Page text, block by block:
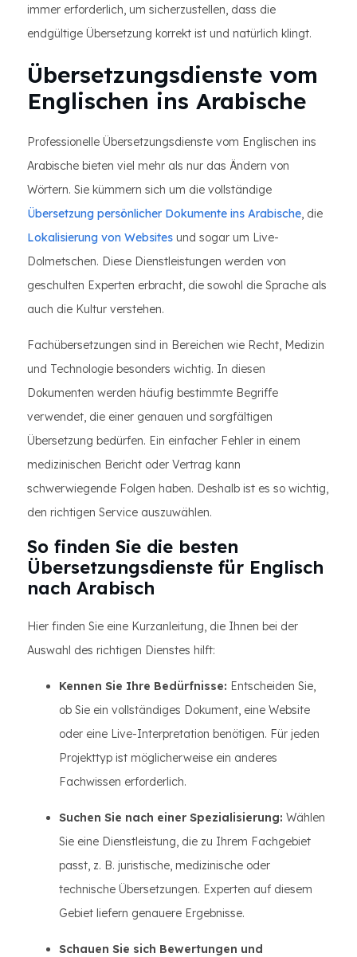
immer erforderlich, um sicherzustellen, dass die
endgültige Übersetzung korrekt ist und natürlich klingt.
Übersetzungsdienste vom
Englischen ins Arabische
Professionelle Übersetzungsdienste vom Englischen ins
Arabische bieten viel mehr als nur das Ändern von
Wörtern. Sie kümmern sich um die vollständige
Übersetzung persönlicher Dokumente ins Arabische, die
Lokalisierung von Websites und sogar um Live-
Dolmetschen. Diese Dienstleistungen werden von
geschulten Experten erbracht, die sowohl die Sprache als
auch die Kultur verstehen.
Fachübersetzungen sind in Bereichen wie Recht, Medizin
und Technologie besonders wichtig. In diesen
Dokumenten werden häufig bestimmte Begriffe
verwendet, die einer genauen und sorgfältigen
Übersetzung bedürfen. Ein einfacher Fehler in einem
medizinischen Bericht oder Vertrag kann
schwerwiegende Folgen haben. Deshalb ist es so wichtig,
den richtigen Service auszuwählen.
So finden Sie die besten
Übersetzungsdienste für Englisch
nach Arabisch
Hier finden Sie eine Kurzanleitung, die Ihnen bei der
Auswahl des richtigen Dienstes hilft:
Kennen Sie Ihre Bedürfnisse: Entscheiden Sie,
ob Sie ein vollständiges Dokument, eine Website
oder eine Live-Interpretation benötigen. Für jeden
Projekttyp ist möglicherweise ein anderes
Fachwissen erforderlich.
Suchen Sie nach einer Spezialisierung: Wählen
Sie eine Dienstleistung, die zu Ihrem Fachgebiet
passt, z. B. juristische, medizinische oder
technische Übersetzungen. Experten auf diesem
Gebiet liefern genauere Ergebnisse.
Schauen Sie sich Bewertungen und